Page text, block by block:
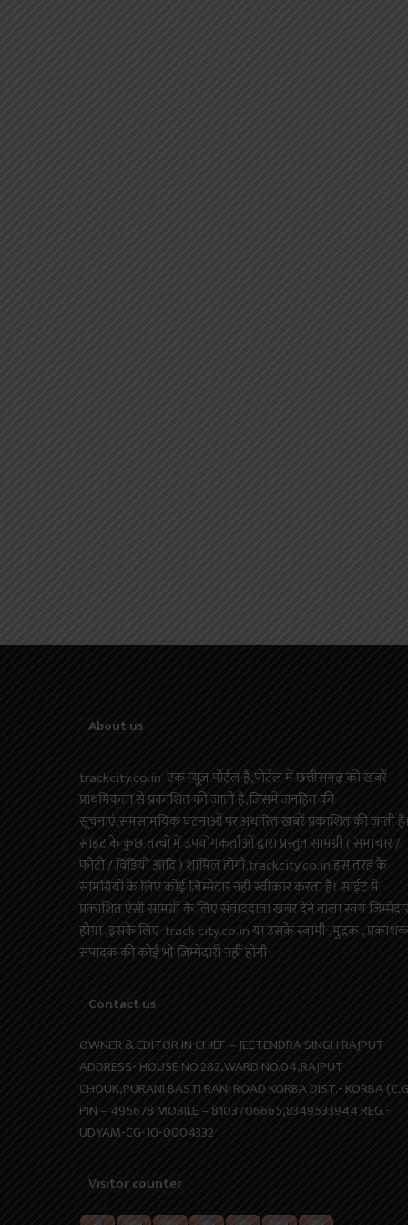
About us
trackcity.co.in एक न्यूज़ पोर्टल है,पोर्टल में छत्तीसगढ़ की खबरें
प्राथमिकता से प्रकाशित की जाती है,जिसमें जनहित की
सूचनाएं,समसामयिक घटनाओं पर अधारित खबरें प्रकाशित की जाती
साइट के कुछ तत्वों में उपयोगकर्ताओं द्वारा प्रस्तुत सामग्री ( समाचार /
फोटो / विडियो आदि ) शामिल होगी.trackcity.co.in इस तरह के
सामग्रियों के लिए कोई ज़िम्मेदार नहीं स्वीकार करता है। साईट में
प्रकाशित ऐसी सामग्री के लिए संवाददाता खबर देने वाला स्वयं
होगा ,इसके लिए track city.co.in या उसके स्वामी ,मुद्रक , प्रकाशक
संपादक की कोई भी जिम्मेदारी नहीं होगी।
Contact us
OWNER & EDITOR IN CHIEF – JEETENDRA SINGH RAJPUT
ADDRESS- HOUSE NO.282,WARD NO.04,RAJPUT
CHOUK,PURANI BASTI RANI ROAD KORBA DIST.- KORBA
PIN – 495678 MOBILE – 8103706665,8349533944 REG.-
UDYAM-CG-10-0004332
Visitor counter